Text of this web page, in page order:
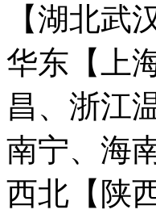
【湖北武
华东【上
昌、浙江
南宁、海
西北【陕